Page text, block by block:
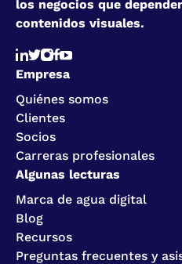
los negocios que
contenidos visuales.
Empresa
Quiénes somos
Clientes
Socios
Carreras profesionales
Algunas lecturas
Marca de agua digital
Blog
Recursos
Preguntas frecuentes y